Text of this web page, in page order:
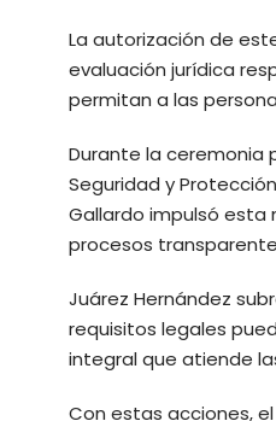
La autorización de
evaluación jurídica
permitan a las
Durante la ceremonia
Seguridad y
Gallardo impulsó esta
procesos
Juárez Hernández
requisitos legales
integral que atiende
Con estas acciones,